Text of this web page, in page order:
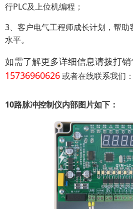
行PLC及上位机编程；
3、客户电气工程师成长计划，帮
水平。
如需了解更多详细信息请拨打销
15736960626或者在线联系我们：
10路脉冲控制仪内部图片如下：